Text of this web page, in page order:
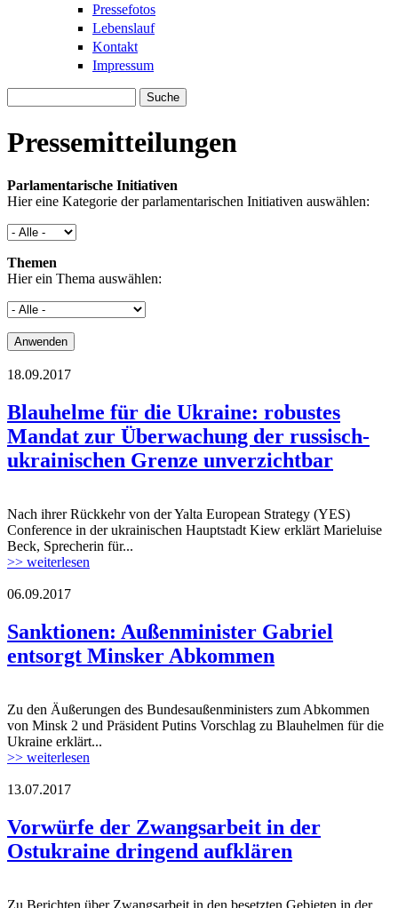
Pressefotos
Lebenslauf
Kontakt
Impressum
Pressemitteilungen
Parlamentarische Initiativen
Hier eine Kategorie der parlamentarischen Initiativen auswählen:
Themen
Hier ein Thema auswählen:
oscesmm.jpg
18.09.2017
Blauhelme für die Ukraine: robustes
Mandat zur Überwachung der russisch-
ukrainischen Grenze unverzichtbar
oscesmm.jpg
Nach ihrer Rückkehr von der Yalta European Strategy (YES)
Conference in der ukrainischen Hauptstadt Kiew erklärt Marieluise
Beck, Sprecherin für...
>> weiterlesen
06.09.2017
Sanktionen: Außenminister Gabriel
entsorgt Minsker Abkommen
Zu den Äußerungen des Bundesaußenministers zum Abkommen
von Minsk 2 und Präsident Putins Vorschlag zu Blauhelmen für die
Ukraine erklärt...
>> weiterlesen
13.07.2017
Vorwürfe der Zwangsarbeit in der
Ostukraine dringend aufklären
Zu Berichten über Zwangsarbeit in den besetzten Gebieten in der